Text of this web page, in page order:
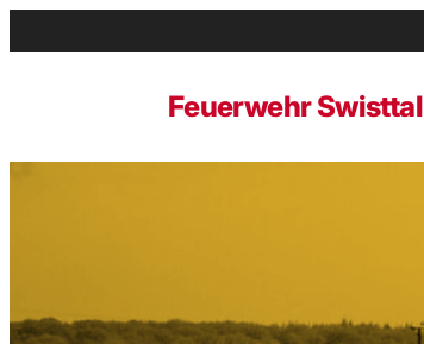
Inhalt
Feuerwehr Swisttal